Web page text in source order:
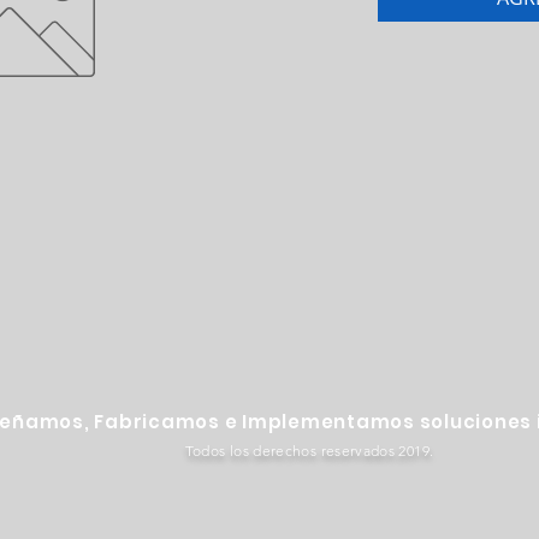
Fabricamos e Implementamos
Todos los derechos reservados 2019.